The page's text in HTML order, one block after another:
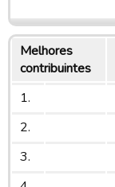
Melhores
contribuintes
1.
2.
3.